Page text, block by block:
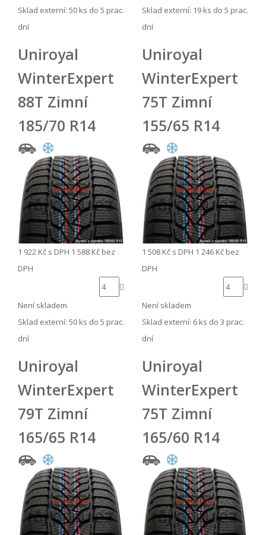
Sklad externí: 50 ks do 5 prac.
dní
Sklad externí: 19 ks do 5 prac.
dní
Uniroyal
WinterExpert
88T Zimní
185/70 R14
1 922 Kč s DPH 1 588 Kč bez
DPH
Není skladem
Sklad externí: 50 ks do 5 prac.
dní
Uniroyal
WinterExpert
75T Zimní
155/65 R14
1 508 Kč s DPH 1 246 Kč bez
DPH
Není skladem
Sklad externí: 6 ks do 3 prac.
dní
Uniroyal
WinterExpert
79T Zimní
165/65 R14
Uniroyal
WinterExpert
75T Zimní
165/60 R14